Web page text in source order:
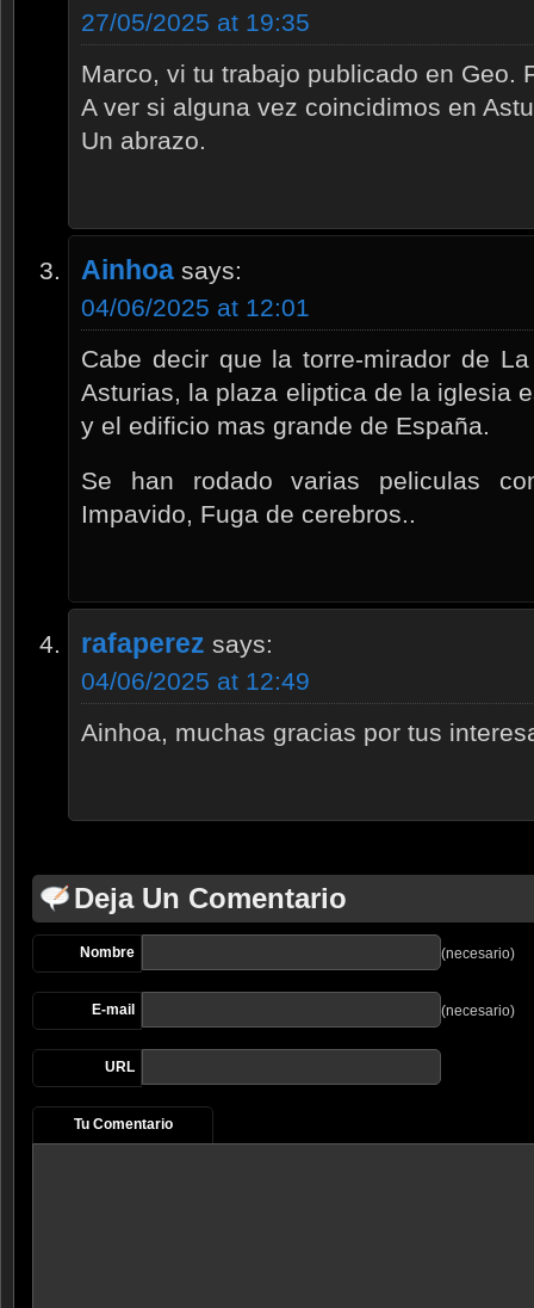
27/05/2025 at 19:35
Marco, vi tu trabajo publicado en Geo.
A ver si alguna vez coincidimos en
Un abrazo.
Ainhoa says:
04/06/2025 at 12:01
Cabe decir que la torre-mirador de
Asturias, la plaza eliptica de la iglesia
y el edificio mas grande de España.
Se han rodado varias peliculas
Impavido, Fuga de cerebros..
rafaperez says:
04/06/2025 at 12:49
Ainhoa, muchas gracias por tus
Deja Un Comentario
Nombre (necesario)
E-mail (necesario)
URL
Tu Comentario